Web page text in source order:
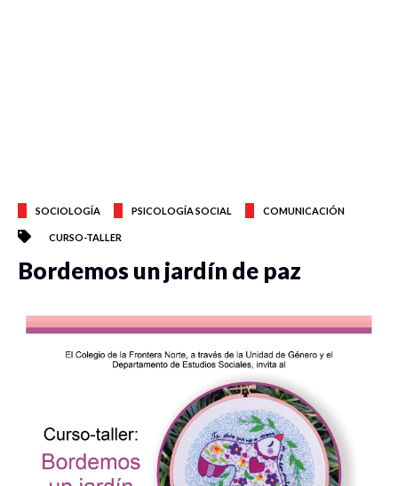
SOCIOLOGÍA PSICOLOGÍA SOCIAL COMUNICACIÓN
CURSO-TALLER
Bordemos un jardín de paz